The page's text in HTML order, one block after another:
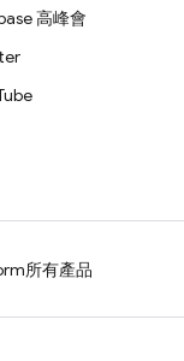
高峰會
所有產品